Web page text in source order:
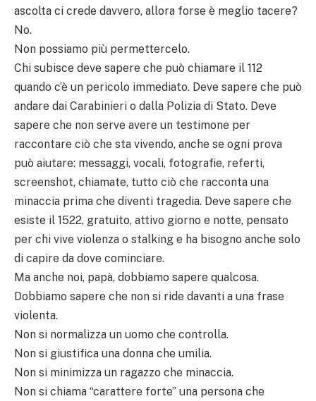
ascolta ci crede davvero, allora forse è meglio tacere?
No.
Non possiamo più permettercelo.
Chi subisce deve sapere che può chiamare il 112
quando c’è un pericolo immediato. Deve sapere che può
andare dai Carabinieri o dalla Polizia di Stato. Deve
sapere che non serve avere un testimone per
raccontare ciò che sta vivendo, anche se ogni prova
può aiutare: messaggi, vocali, fotografie, referti,
screenshot, chiamate, tutto ciò che racconta una
minaccia prima che diventi tragedia. Deve sapere che
esiste il 1522, gratuito, attivo giorno e notte, pensato
per chi vive violenza o stalking e ha bisogno anche solo
di capire da dove cominciare.
Ma anche noi, papà, dobbiamo sapere qualcosa.
Dobbiamo sapere che non si ride davanti a una frase
violenta.
Non si normalizza un uomo che controlla.
Non si giustifica una donna che umilia.
Non si minimizza un ragazzo che minaccia.
Non si chiama “carattere forte” una persona che